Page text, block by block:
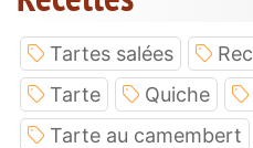
Tartes salées
Tarte
Quiche
Tarte au camembert